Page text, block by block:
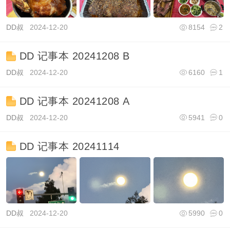
DD叔 2024-12-20 2
8154
DD 记事本 20241208 B
DD叔 2024-12-20 1
6160
DD 记事本 20241208 A
DD叔 2024-12-20 0
5941
DD 记事本 20241114
DD叔 2024-12-20 0
5990